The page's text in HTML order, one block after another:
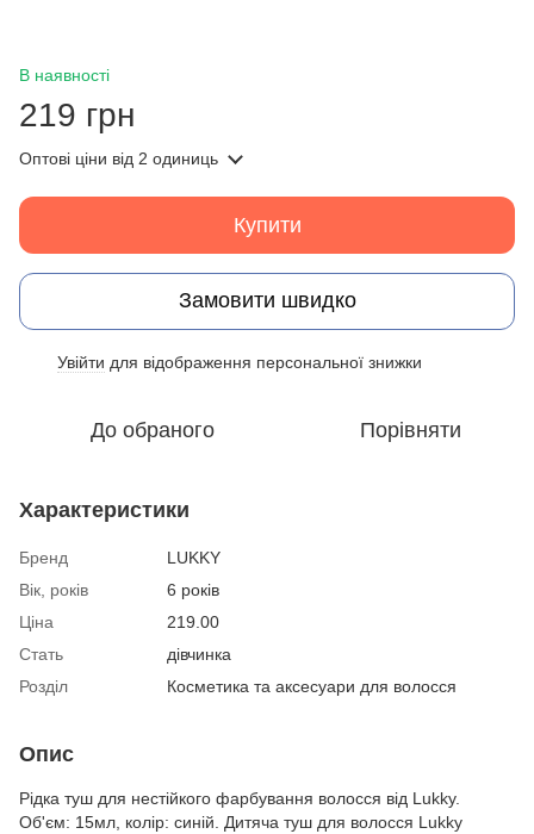
В наявності
219 грн
Оптові ціни від 2 одиниць
Купити
Замовити швидко
Увійти для відображення персональної знижки
До обраного Порівняти
Характеристики
Бренд
LUKKY
Вік, років
6 років
Ціна
219.00
Стать
дівчинка
Розділ
Косметика та аксесуари для волосся
Опис
Рідка туш для нестійкого фарбування волосся від Lukky.
Об'єм: 15мл, колір: синій. Дитяча туш для волосся Lukky